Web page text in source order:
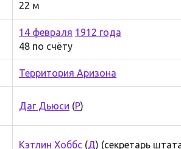
22 м
14 февраля 1912 года
48 по счёту
Территория Аризона
Даг Дьюси (Р)
Кэтлин Хоббс (Д) (секретарь